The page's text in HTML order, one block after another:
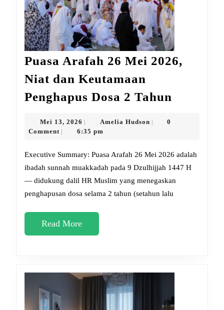
Puasa Arafah 26 Mei 2026,
Niat dan Keutamaan
Penghapus Dosa 2 Tahun
2026,
Niat
dan
Mei 13, 2026 Mei
13,
Amelia HudsonAmelia
0
Comment
6:35 pm
Executive Summary: Puasa Arafah 26 Mei 2026 adalah
ibadah sunnah muakkadah pada 9 Dzulhijjah 1447 H
— didukung dalil HR Muslim yang menegaskan
penghapusan dosa selama 2 tahun (setahun lalu
Read MoreRead
More